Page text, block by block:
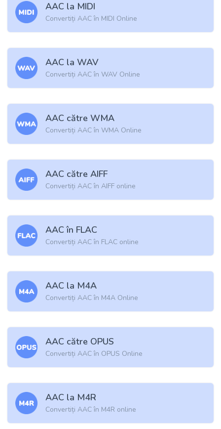
AAC la MIDI
Convertiți AAC în MIDI Online
AAC la WAV
Convertiți AAC în WAV Online
AAC către WMA
Convertiți AAC în WMA Online
AAC către AIFF
Convertiți AAC în AIFF online
AAC în FLAC
Convertiți AAC în FLAC online
AAC la M4A
Convertiți AAC în M4A Online
AAC către OPUS
Convertiți AAC în OPUS Online
AAC la M4R
Convertiți AAC în M4R online